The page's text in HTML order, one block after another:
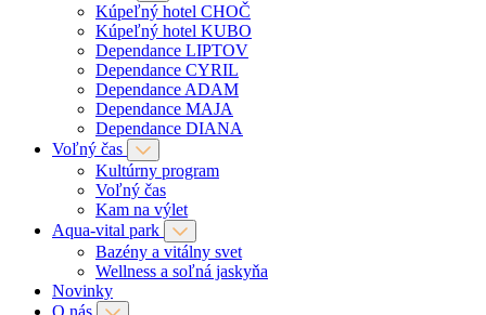
Kúpeľný hotel CHOČ
Kúpeľný hotel KUBO
Dependance LIPTOV
Dependance CYRIL
Dependance ADAM
Dependance MAJA
Dependance DIANA
Voľný čas
Kultúrny program
Voľný čas
Kam na výlet
Aqua-vital park
Bazény a vitálny svet
Wellness a soľná jaskyňa
Novinky
O nás